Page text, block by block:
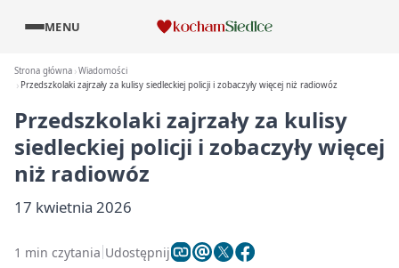
MENU
Strona główna Wiadomości
Przedszkolaki zajrzały za kulisy siedleckiej policji i zobaczyły więcej niż radiowóz
Przedszkolaki zajrzały za kulisy
siedleckiej policji i zobaczyły więcej
niż radiowóz
17 kwietnia 2026
1 min czytania Udostępnij